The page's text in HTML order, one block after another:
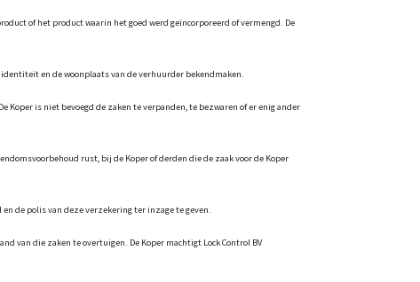
of het product waarin het goed werd geïncorporeerd of vermengd. De
en de woonplaats van de verhuurder bekendmaken.
Koper is niet bevoegd de zaken te verpanden, te bezwaren of er enig ander
rust, bij de Koper of derden die de zaak voor de Koper
de polis van deze verzekering ter inzage te geven.
van die zaken te overtuigen. De Koper machtigt Lock Control BV